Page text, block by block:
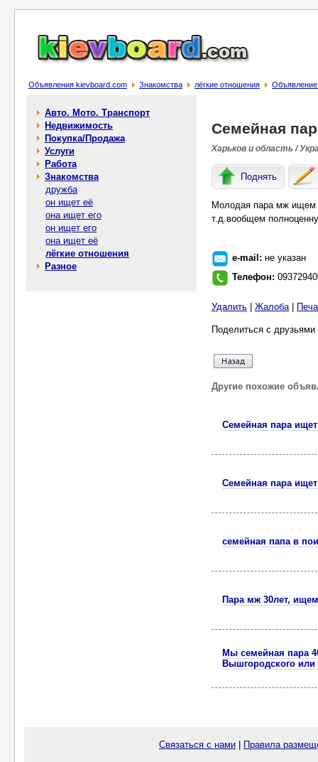
Объявления kievboard.com Знакомства лёгкие отношения
Авто. Мото. Транспорт
Недвижимость
Покупка/Продажа
Услуги
Работа
Знакомства
дружба
он ищет её
она ищет его
он ищет его
она ищет её
лёгкие отношения
Разное
Семейная
Харьков и область /
Поднять
Молодая пара мж ищем
т.д.вообщем
e-mail: не указан
Телефон:
Удалить Жалоба|
Поделиться с
Другие похожие
Семейная пара
Семейная пара
семейная папа в
Пара мж 30лет,
Мы семейная пара
Вышгородского или
Связаться с нами Правила